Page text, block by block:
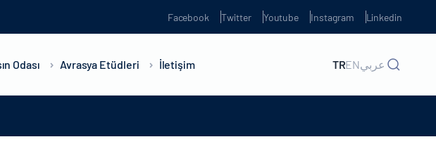
Facebook Twitter Youtube Instagram Linkedin
Odası Avrasya Etüdleri İletişim TRENعربي